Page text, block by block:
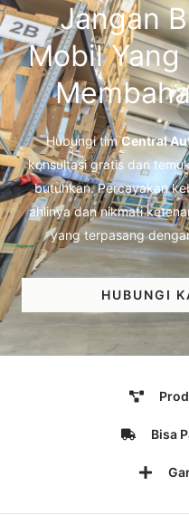
Jangan
Mobil Yang
Hubungi timCentral
konsultasi gratis dan
butuhkan. Percayakan
ahlinya dan nikmati
yang terpasang
HUBUNGI
Bisa